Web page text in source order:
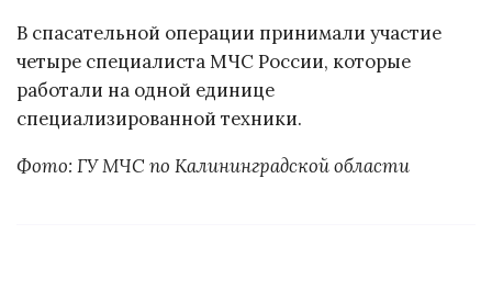
В спасательной операции принимали участие
четыре специалиста МЧС России, которые
работали на одной единице
специализированной техники.
Фото: ГУ МЧС по Калининградской области